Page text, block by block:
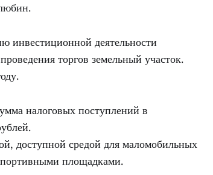
инвестиционной деятельности
торгов земельный участок.
налоговых поступлений в
доступной средой для маломобильных
площадками.